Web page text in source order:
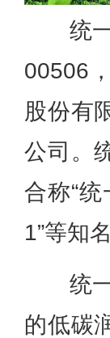
统
00506
股份有
公司。
合称“
1”等知
统
的低碳